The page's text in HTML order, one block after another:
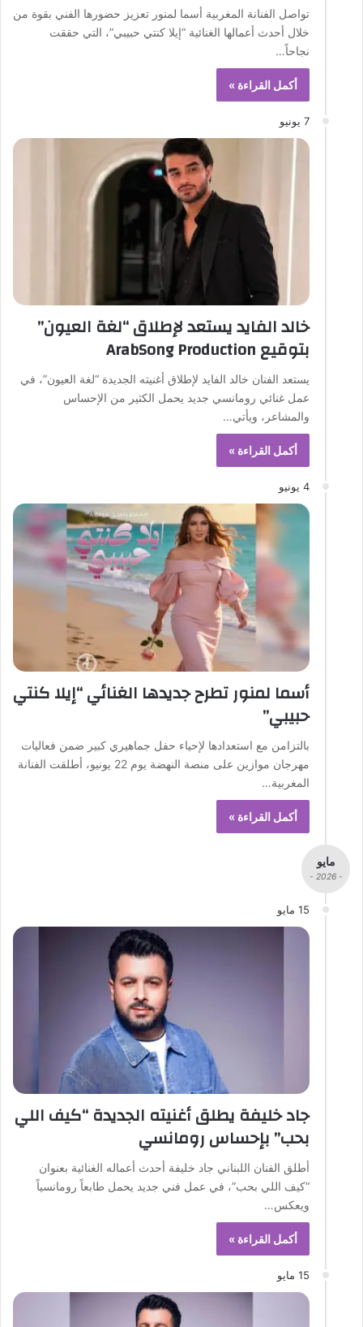
تواصل الفنانة المغربية أسما لمنور تعزيز حضورها الفني بقوة من
خلال أحدث أعمالها الغنائية “إيلا كنتي حبيبي”، التي حققت
نجاحاً…
أكمل القراءة »
7 يونيو
خالد الفايد يستعد لإطلاق “لغة العيون”
بتوقيع ArabSong Production
يستعد الفنان خالد الفايد لإطلاق أغنيته الجديدة “لغة العيون”، في
عمل غنائي رومانسي جديد يحمل الكثير من الإحساس
والمشاعر، ويأتي…
أكمل القراءة »
4 يونيو
أسما لمنور تطرح جديدها الغنائي “إيلا كنتي
حبيبي”
بالتزامن مع استعدادها لإحياء حفل جماهيري كبير ضمن فعاليات
مهرجان موازين على منصة النهضة يوم 22 يونيو، أطلقت الفنانة
المغربية…
أكمل القراءة »
مايو
- 2026 -
15 مايو
جاد خليفة يطلق أغنيته الجديدة “كيف اللي
بحب” بإحساس رومانسي
أطلق الفنان اللبناني جاد خليفة أحدث أعماله الغنائية بعنوان
“كيف اللي بحب”، في عمل فني جديد يحمل طابعاً رومانسياً
ويعكس…
أكمل القراءة »
15 مايو